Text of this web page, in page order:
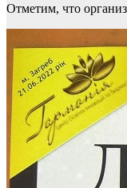
Отметим, что